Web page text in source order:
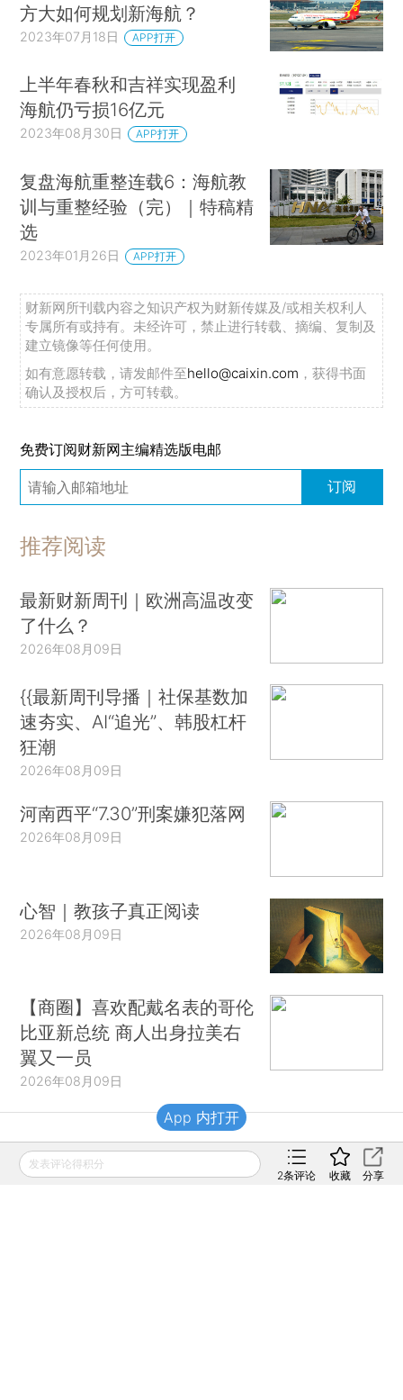
方大如何规划新海航？
2023年07月18日 APP打开
上半年春秋和吉祥实现盈利
海航仍亏损16亿元
2023年08月30日 APP打开
复盘海航重整连载6：海航教
训与重整经验（完）｜特稿精
选
2023年01月26日 APP打开
财新网所刊载内容之知识产权为财新传媒及/或相关权利人
专属所有或持有。未经许可，禁止进行转载、摘编、复制及
建立镜像等任何使用。
如有意愿转载，请发邮件至hello@caixin.com ，获得书面
确认及授权后，方可转载。
免费订阅财新网主编精选版电邮
订阅
推荐阅读
最新财新周刊｜欧洲高温改变
了什么？
2026年08月09日
{{最新周刊导播｜社保基数加
速夯实、AI“追光”、韩股杠杆
狂潮
2026年08月09日
河南西平“7.30”刑案嫌犯落网
2026年08月09日
心智｜教孩子真正阅读
2026年08月09日
【商圈】喜欢配戴名表的哥伦
比亚新总统 商人出身拉美右
翼又一员
2026年08月09日
财新移动
发表评论得积分
2条评论 收藏 分享
App 内打开